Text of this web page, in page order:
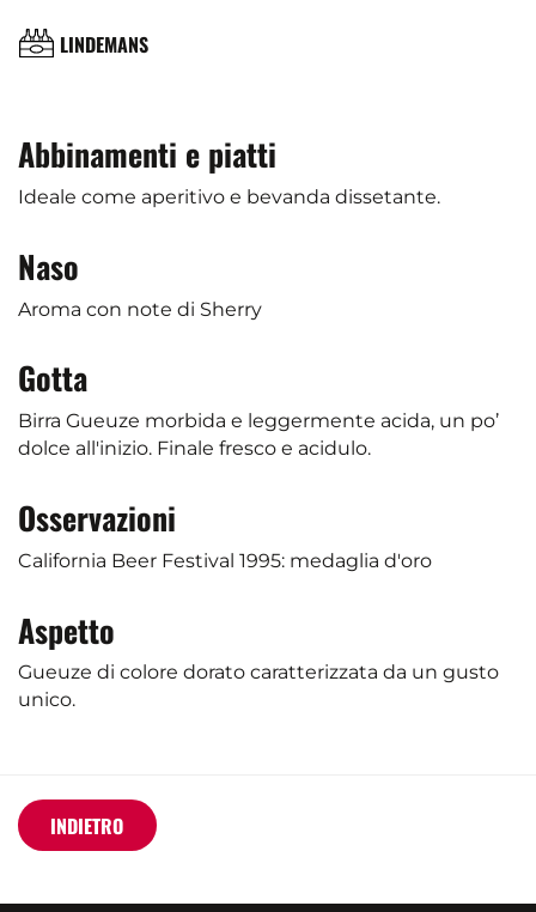
SERVICE
(°C)
BRASSERIE
LINDEMANS
Abbinamenti e piatti
Ideale come aperitivo e bevanda dissetante.
Naso
Aroma con note di Sherry
Gotta
Birra Gueuze morbida e leggermente acida, un po’
dolce all'inizio. Finale fresco e acidulo.
Osservazioni
California Beer Festival 1995: medaglia d'oro
Aspetto
Gueuze di colore dorato caratterizzata da un gusto
unico.
INDIETRO